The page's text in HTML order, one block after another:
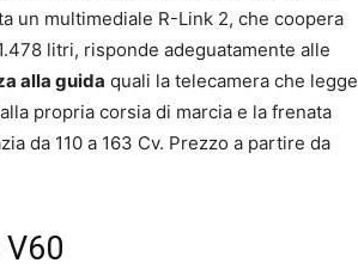
un multimediale R-Link 2, che coopera
litri, risponde adeguatamente alle
alla guida quali la telecamera che legge
propria corsia di marcia e la frenata
da 110 a 163 Cv. Prezzo a partire da